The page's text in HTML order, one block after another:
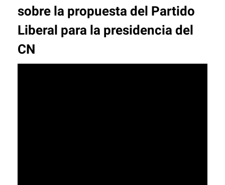
sobre la propuesta del Partido
Liberal para la presidencia del
CN